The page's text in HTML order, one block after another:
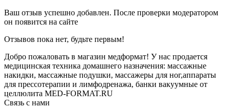
Ваш отзыв успешно добавлен. После проверки модератором
он появится на сайте
Отзывов пока нет, будьте первым!
Добро пожаловать в магазин медформат! У нас продается
медицинская техника домашнего назначения: массажные
накидки, массажные подушки, массажеры для ног,аппараты
для прессотерапии и лимфодренажа, банки вакуумные от
целлюлита MED-FORMAT.RU
Связь с нами